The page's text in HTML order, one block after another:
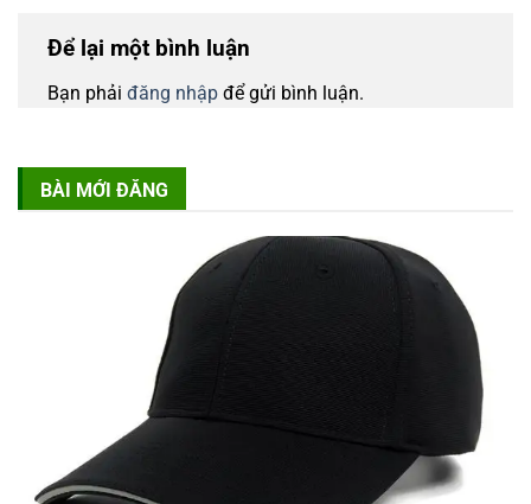
Để lại một bình luận
Bạn phải đăng nhập để gửi bình luận.
BÀI MỚI ĐĂNG